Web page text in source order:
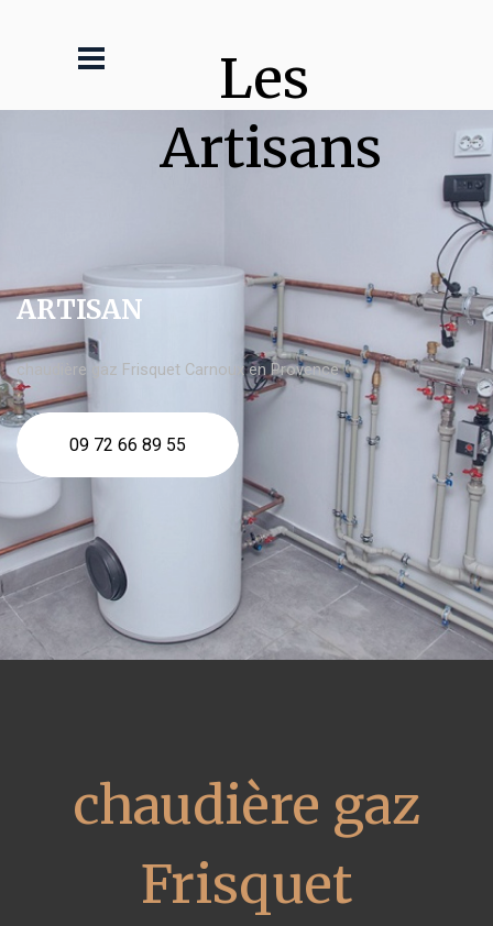
Les
Artisans
ARTISAN
chaudière gaz Frisquet Carnoux en Provence
09 72 66 89 55
chaudière gaz
Frisquet